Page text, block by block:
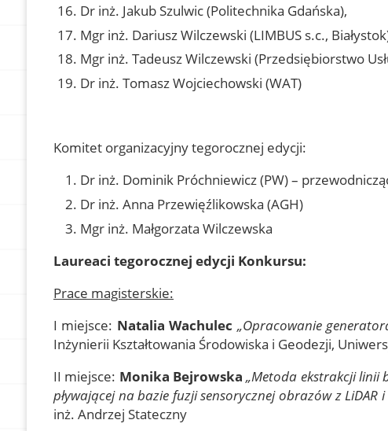
Dr inż. Jakub Szulwic (Politechnika Gdańska),
Mgr inż. Dariusz Wilczewski (LIMBUS s.c.,
Mgr inż. Tadeusz Wilczewski (Przedsiębiorstwo
Dr inż. Tomasz Wojciechowski (WAT)
Komitet organizacyjny tegorocznej edycji:
Dr inż. Dominik Próchniewicz (PW) –
Dr inż. Anna Przewięźlikowska (AGH)
Mgr inż. Małgorzata Wilczewska
Laureaci tegorocznej edycji Konkursu:
Prace magisterskie:
I miejsce: Natalia Wachulec „Opracowanie
Inżynierii Kształtowania Środowiska i Geodezji,
II miejsce: Monika Bejrowska „Metoda ekstrakcji linii
pływającej na bazie fuzji sensorycznej obrazów z LiDAR
inż. Andrzej Stateczny